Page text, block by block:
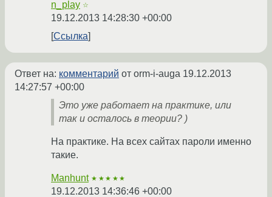
n_play ☆
19.12.2013 14:28:30 +00:00
Ссылка
Ответ на: комментарий от orm-i-auga 19.12.2013
14:27:57 +00:00
Это уже работает на практике, или
так и осталось в теории? )
На практике. На всех сайтах пароли именно
такие.
Manhunt ★★★★★
19.12.2013 14:36:46 +00:00